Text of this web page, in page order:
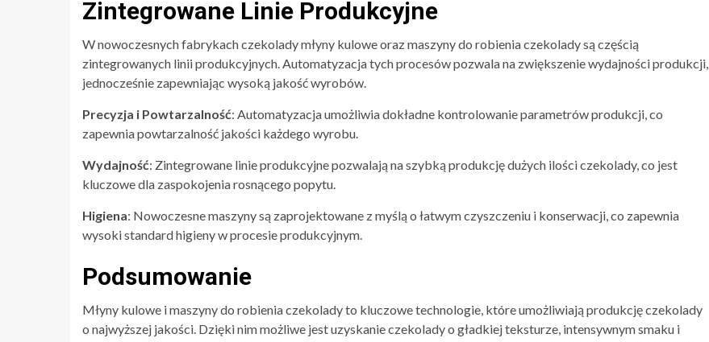
Zintegrowane Linie Produkcyjne
W nowoczesnych fabrykach czekolady młyny kulowe oraz maszyny do robienia czekolady są częścią
zintegrowanych linii produkcyjnych. Automatyzacja tych procesów pozwala na zwiększenie wydajności produkcji,
jednocześnie zapewniając wysoką jakość wyrobów.
Precyzja i Powtarzalność: Automatyzacja umożliwia dokładne kontrolowanie parametrów produkcji, co
zapewnia powtarzalność jakości każdego wyrobu.
Wydajność: Zintegrowane linie produkcyjne pozwalają na szybką produkcję dużych ilości czekolady, co jest
kluczowe dla zaspokojenia rosnącego popytu.
Higiena: Nowoczesne maszyny są zaprojektowane z myślą o łatwym czyszczeniu i konserwacji, co zapewnia
wysoki standard higieny w procesie produkcyjnym.
Podsumowanie
Młyny kulowe i maszyny do robienia czekolady to kluczowe technologie, które umożliwiają produkcję czekolady
o najwyższej jakości. Dzięki nim możliwe jest uzyskanie czekolady o gładkiej teksturze, intensywnym smaku i